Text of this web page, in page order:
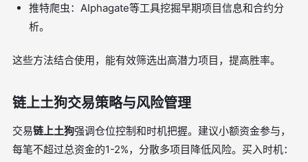
推特爬虫：AIphagate等工具挖掘早期项目信息和合约分
析。
这些方法结合使用，能有效筛选出高潜力项目，提高胜率。
链上土狗交易策略与风险管理
交易链上土狗强调仓位控制和时机把握。建议小额资金参与，
每笔不超过总资金的1-2%，分散多项目降低风险。买入时机：